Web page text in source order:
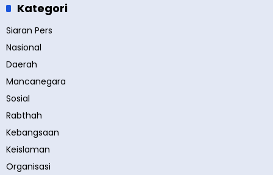
Kategori
Siaran Pers
Nasional
Daerah
Mancanegara
Sosial
Rabthah
Kebangsaan
Keislaman
Organisasi